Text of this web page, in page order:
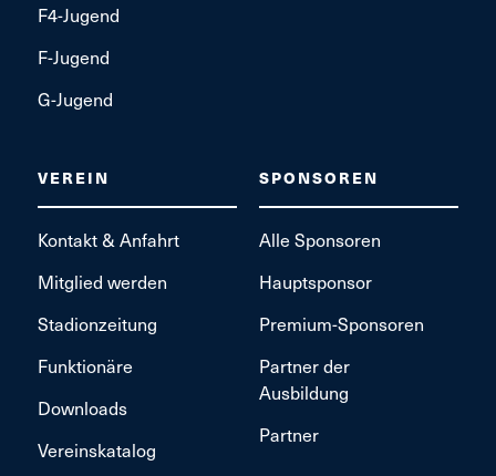
F4-Jugend
F-Jugend
G-Jugend
VEREIN
Kontakt & Anfahrt
Mitglied werden
Stadionzeitung
Funktionäre
Downloads
Vereinskatalog
SPONSOREN
Alle Sponsoren
Hauptsponsor
Premium-Sponsoren
Partner der
Ausbildung
Partner